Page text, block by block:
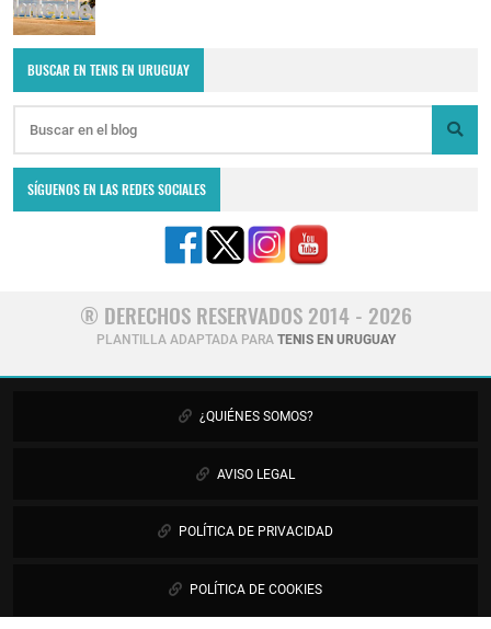
BUSCAR EN TENIS EN URUGUAY
SÍGUENOS EN LAS REDES SOCIALES
® DERECHOS RESERVADOS 2014 - 2026
PLANTILLA ADAPTADA PARA TENIS EN URUGUAY
¿QUIÉNES SOMOS?
AVISO LEGAL
POLÍTICA DE PRIVACIDAD
POLÍTICA DE COOKIES